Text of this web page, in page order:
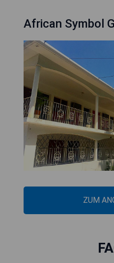
African Symbol
ZUM